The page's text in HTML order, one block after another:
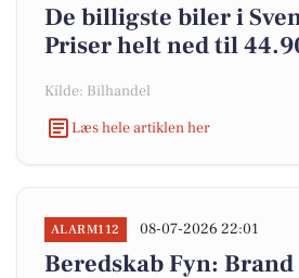
De billigste biler i
Priser helt ned til
Kilde: Bilhandel
Læs hele artiklen her
ALARM112 08-07-2026 22:01
Beredskab Fyn: